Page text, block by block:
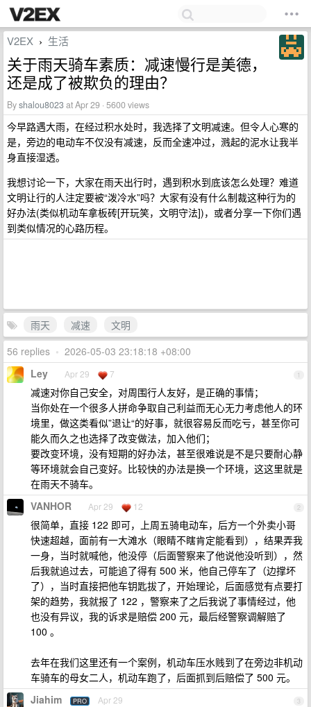
V2EX › 生活
关于雨天骑车素质：减速慢行是美德，
还是成了被欺负的理由？
Byshalou8023at Apr 29 · 5600 views
今早路遇大雨，在经过积水处时，我选择了文明减速。但令人心寒的
是，旁边的电动车不仅没有减速，反而全速冲过，溅起的泥水让我半
身直接湿透。
我想讨论一下，大家在雨天出行时，遇到积水到底该怎么处理？难道
文明让行的人注定要被“泼冷水”吗？大家有没有什么制裁这种行为的
好办法(类似机动车拿板砖[开玩笑，文明守法])，或者分享一下你们遇
到类似情况的心路历程。
雨天 减速
文明
56 replies • 2026-05-03 23:18:18 +08:00
1
Ley Apr 29 7
减速对你自己安全，对周围行人友好，是正确的事情；
当你处在一个很多人拼命争取自己利益而无心无力考虑他人的环
境里，做这类看似”退让“的好事，就很容易反而吃亏，甚至你可
能久而久之也选择了改变做法，加入他们；
要改变环境，没有短期的好办法，甚至很难说是不是只要耐心静
等环境就会自己变好。比较快的办法是换一个环境，这这里就是
在雨天不骑车。
2
VANHOR Apr 29 12
很简单，直接 122 即可，上周五骑电动车，后方一个外卖小哥
快速超越，面前有一大滩水（眼睛不瞎肯定能看到），结果弄我
一身，当时就喊他，他没停（后面警察来了他说他没听到），然
后我就追过去，可能追了得有 500 米，他自己停车了（边撑坏
了），当时直接把他车钥匙拔了，开始理论，后面感觉有点要打
架的趋势，我就报了 122 ，警察来了之后我说了事情经过，他
也没有异议，我的诉求是赔偿 200 元，最后经警察调解赔了
100 。
去年在我们这里还有一个案例，机动车压水贱到了在旁边非机动
车骑车的母女二人，机动车跑了，后面抓到后赔偿了 500 元。
3
Jiahim PRO Apr 29